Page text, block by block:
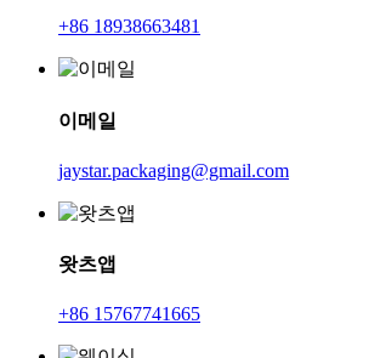
+86 18938663481
이메일
jaystar.packaging@gmail.com
왓츠앱
+86 15767741665